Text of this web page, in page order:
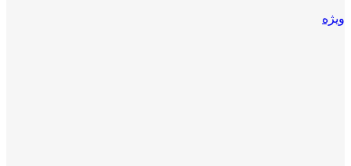
ویژه